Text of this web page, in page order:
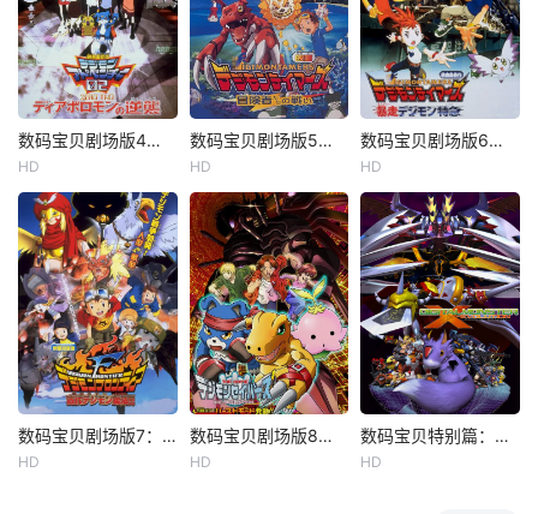
数码宝贝剧场版4：超恶魔兽的反击
HD
数码宝贝剧场版5：冒险者的战斗
HD
数码宝贝剧场版6：暴走特急
HD
数码宝贝剧场版7：古代数码兽复活
HD
数码宝贝剧场版8：究极力量！爆裂模式发动
HD
数码宝贝特别篇：X进化
HD